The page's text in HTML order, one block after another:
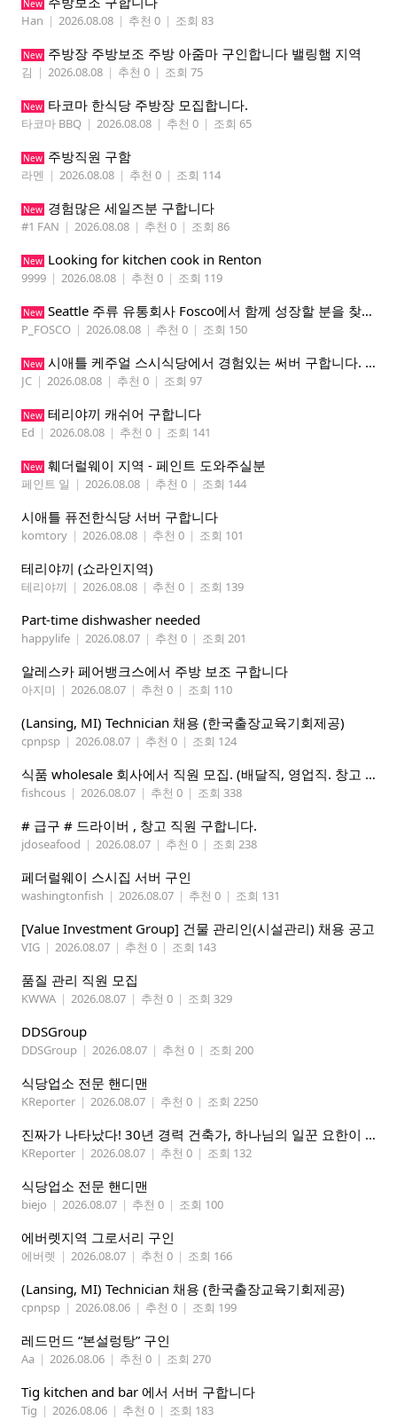
New
Han | 2026.08.08 | 추천 0 | 조회 83
New 주방장 주방보조 주방 아줌마 구인합니다 밸링햄 지역
김 | 2026.08.08 | 추천 0 | 조회 75
New 타코마 한식당 주방장 모집합니다.
타코마 BBQ | 2026.08.08 | 추천 0 | 조회 65
New 주방직원 구함
라멘 | 2026.08.08 | 추천 0 | 조회 114
New 경험많은 세일즈분 구합니다
#1 FAN | 2026.08.08 | 추천 0 | 조회 86
New Looking for kitchen cook in Renton
9999 | 2026.08.08 | 추천 0 | 조회 119
New Seattle 주류 유통회사 Fosco에서 함께 성장할 분을 찾습니다
P_FOSCO | 2026.08.08 | 추천 0 | 조회 150
New 시애틀 케주얼 스시식당에서 경험있는 써버 구합니다. 팁 200 이상
JC | 2026.08.08 | 추천 0 | 조회 97
New 테리야끼 캐쉬어 구합니다
Ed | 2026.08.08 | 추천 0 | 조회 141
New 훼더럴웨이 지역 - 페인트 도와주실분
페인트 일 | 2026.08.08 | 추천 0 | 조회 144
시애틀 퓨전한식당 서버 구합니다
komtory | 2026.08.08 | 추천 0 | 조회 101
테리야끼 (쇼라인지역)
테리야끼 | 2026.08.08 | 추천 0 | 조회 139
Part-time dishwasher needed
happylife | 2026.08.07 | 추천 0 | 조회 201
알레스카 페어뱅크스에서 주방 보조 구합니다
아지미 | 2026.08.07 | 추천 0 | 조회 110
(Lansing, MI) Technician 채용 (한국출장교육기회제공)
cpnpsp | 2026.08.07 | 추천 0 | 조회 124
식품 wholesale 회사에서 직원 모집. (배달직, 영업직. 창고 관리직)
fishcous | 2026.08.07 | 추천 0 | 조회 338
# 급구 # 드라이버 , 창고 직원 구합니다.
jdoseafood | 2026.08.07 | 추천 0 | 조회 238
페더럴웨이 스시집 서버 구인
washingtonfish | 2026.08.07 | 추천 0 | 조회 131
[Value Investment Group] 건물 관리인(시설관리) 채용 공고
VIG | 2026.08.07 | 추천 0 | 조회 143
품질 관리 직원 모집
KWWA | 2026.08.07 | 추천 0 | 조회 329
DDSGroup
DDSGroup | 2026.08.07 | 추천 0 | 조회 200
식당업소 전문 핸디맨
KReporter | 2026.08.07 | 추천 0 | 조회 2250
진짜가 나타났다! 30년 경력 건축가, 하나님의 일꾼 요한이 책임 시공합니다.
KReporter | 2026.08.07 | 추천 0 | 조회 132
식당업소 전문 핸디맨
biejo | 2026.08.07 | 추천 0 | 조회 100
에버렛지역 그로서리 구인
에버렛 | 2026.08.07 | 추천 0 | 조회 166
(Lansing, MI) Technician 채용 (한국출장교육기회제공)
cpnpsp | 2026.08.06 | 추천 0 | 조회 199
레드먼드 “본설렁탕” 구인
Aa | 2026.08.06 | 추천 0 | 조회 270
Tig kitchen and bar 에서 서버 구합니다
Tig | 2026.08.06 | 추천 0 | 조회 183